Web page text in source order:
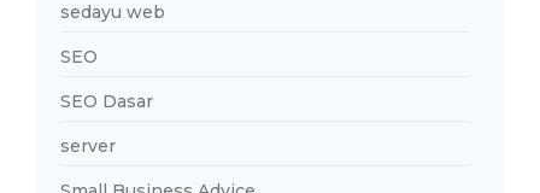
sedayu web
SEO
SEO Dasar
server